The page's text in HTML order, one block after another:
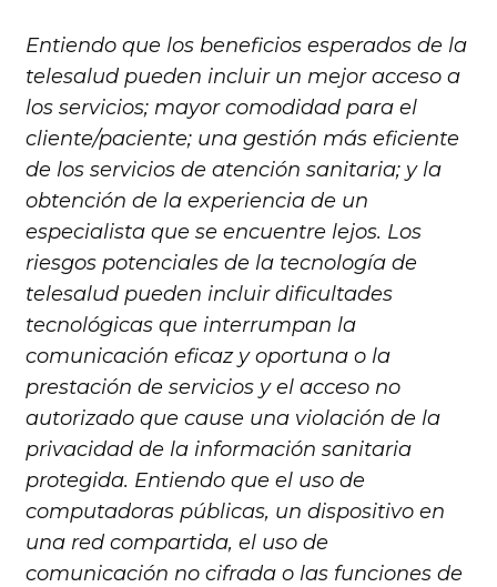
Entiendo que los beneficios esperados de la
telesalud pueden incluir un mejor acceso a
los servicios; mayor comodidad para el
cliente/paciente; una gestión más eficiente
de los servicios de atención sanitaria; y la
obtención de la experiencia de un
especialista que se encuentre lejos. Los
riesgos potenciales de la tecnología de
telesalud pueden incluir dificultades
tecnológicas que interrumpan la
comunicación eficaz y oportuna o la
prestación de servicios y el acceso no
autorizado que cause una violación de la
privacidad de la información sanitaria
protegida. Entiendo que el uso de
computadoras públicas, un dispositivo en
una red compartida, el uso de
comunicación no cifrada o las funciones de